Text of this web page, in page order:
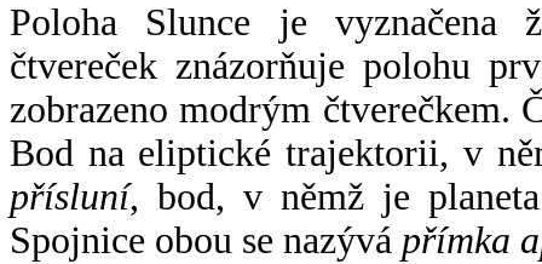
Poloha Slunce je vyznačena
čtvereček znázorňuje polohu
zobrazeno modrým čtverečkem.
Bod na eliptické trajektorii, v
přísluní, bod, v němž je
Spojnice obou se nazývá přímka